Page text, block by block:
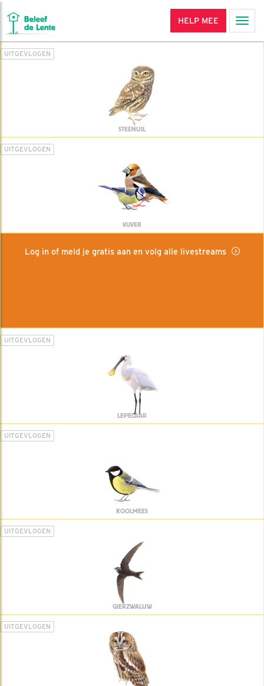
HELP MEE
UITGEVLOGEN
STEENUIL
UITGEVLOGEN
VIJVER
Log in of meld je gratis aan en volg alle livestreams
UITGEVLOGEN
LEPELAAR
UITGEVLOGEN
KOOLMEES
UITGEVLOGEN
GIERZWALUW
UITGEVLOGEN